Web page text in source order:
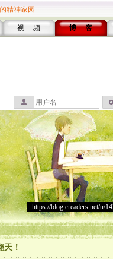
精神家园
视 频 博 客
https://blog.creaders.net/u/
天！